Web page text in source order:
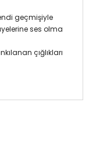
geçmişiyle
ses olma
çığlıkları